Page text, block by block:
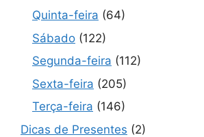
Quinta-feira (64)
Sábado (122)
Segunda-feira (112)
Sexta-feira (205)
Terça-feira (146)
Dicas de Presentes (2)